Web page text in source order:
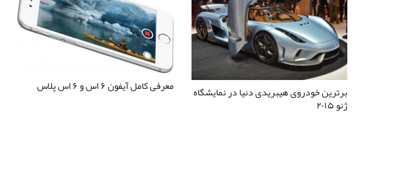
برترین خودروی هیبریدی دنیا در نمایشگاه
ژنو ۲۰۱۵
معرفی کامل آیفون ۶ اس و ۶ اس پلاس